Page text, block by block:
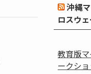
沖縄
ロスウ
教育版
ークシ